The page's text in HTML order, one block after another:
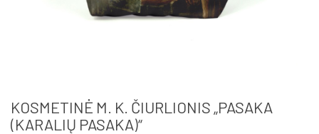
KOSMETINĖ M. K. ČIURLIONIS „PASAKA
(KARALIŲ PASAKA)“